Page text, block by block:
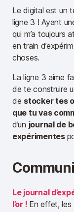
Le digital est un
ligne 3 ! Ayant
qui m’a toujours
en train
choses.
La ligne 3 aime
de te construire
de stocker tes
que tu vas
d’un journal de
expérimentes
Le journal
l’or ! En effet, les